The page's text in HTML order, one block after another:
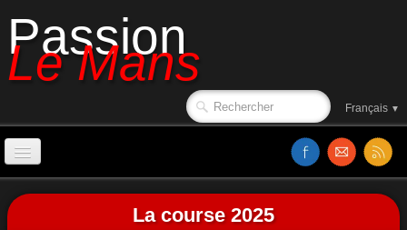
Passion
Le Mans
Français ▼
Accueil
La course 2025